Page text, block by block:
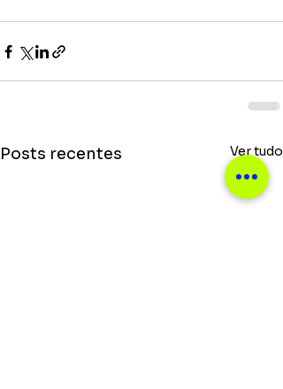
Posts recentes Ver tudo